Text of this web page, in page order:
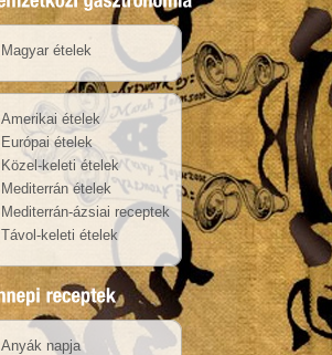
Magyar ételek
Amerikai ételek
Európai ételek
Közel-keleti ételek
Mediterrán ételek
Mediterrán-ázsiai receptek
Távol-keleti ételek
Anyák napja